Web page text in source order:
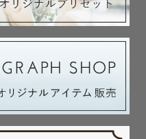
費🌿-------------
宮城県・山形県・福島県
談いただければエリア外
る地域は、超過分の交通
ざいます。撮影地によっ
途頂戴する場合がござい